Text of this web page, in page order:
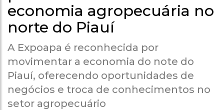
economia agropecuária no
norte do Piauí
A Expoapa é reconhecida por
movimentar a economia do note do
Piauí, oferecendo oportunidades de
negócios e troca de conhecimentos no
setor agropecuário